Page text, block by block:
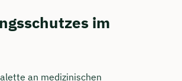
im
an medizinischen